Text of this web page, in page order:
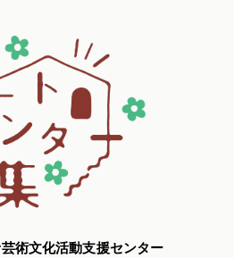
術文化活動支援センター